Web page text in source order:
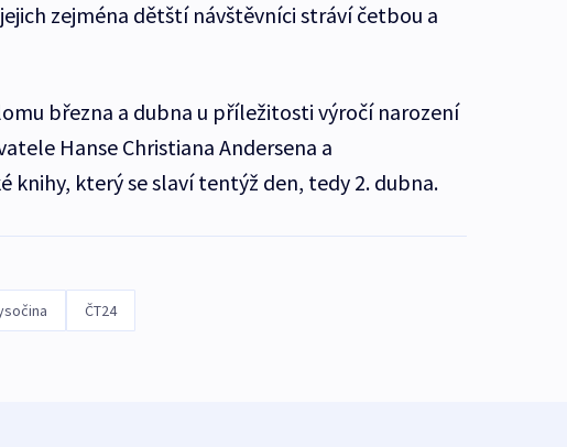
zejména dětští návštěvníci stráví četbou a
března a dubna u příležitosti výročí narození
Hanse Christiana Andersena a
knihy, který se slaví tentýž den, tedy 2. dubna.
ČT24